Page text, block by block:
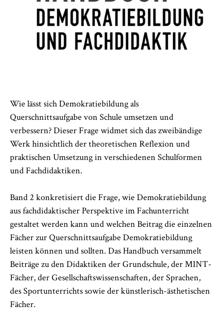
Wie lässt sich Demokratiebildung als
Querschnittsaufgabe von Schule umsetzen und
verbessern? Dieser Frage widmet sich das zweibändige
Werk hinsichtlich der theoretischen Reflexion und
praktischen Umsetzung in verschiedenen Schulformen
und Fachdidaktiken.
Band 2 konkretisiert die Frage, wie Demokratiebildung
aus fachdidaktischer Perspektive im Fachunterricht
gestaltet werden kann und welchen Beitrag die einzelnen
Fächer zur Querschnittsaufgabe Demokratiebildung
leisten können und sollten. Das Handbuch versammelt
Beiträge zu den Didaktiken der Grundschule, der MINT-
Fächer, der Gesellschaftswissenschaften, der Sprachen,
des Sportunterrichts sowie der künstlerisch-ästhetischen
Fächer.